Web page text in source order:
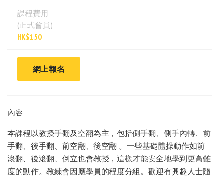
課程費用
(正式會員)
HK$150
網上報名
內容
本課程以教授手翻及空翻為主，包括側手翻、側手內轉、前
手翻、後手翻、前空翻、後空翻 。一些基礎體操動作如前
滾翻、後滾翻、倒立也會教授，這樣才能安全地學到更高難
度的動作。教練會因應學員的程度分組。歡迎有興趣人士隨